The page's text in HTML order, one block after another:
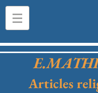
Articles